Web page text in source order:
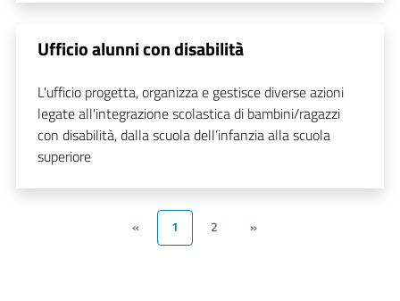
Ufficio alunni con disabilità
L'ufficio progetta, organizza e gestisce diverse azioni
legate all'integrazione scolastica di bambini/ragazzi
con disabilità, dalla scuola dell’infanzia alla scuola
superiore
« 1 2 »